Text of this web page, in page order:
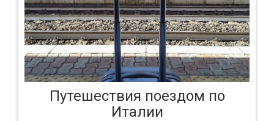
Путешествия поездом по
Италии